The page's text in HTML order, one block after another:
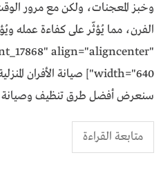
وخبز المعجنات، ولكن مع مرور
align="aligncenter"
سنعرض أفضل طرق تنظيف وصيانة
متابعة القراءة